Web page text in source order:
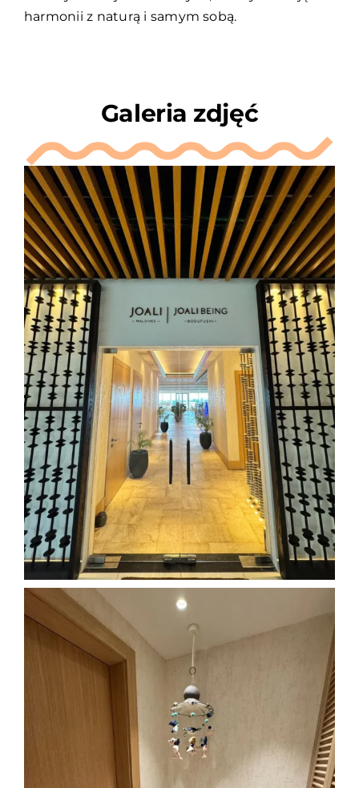
harmonii z naturą i samym sobą.
Galeria zdjęć